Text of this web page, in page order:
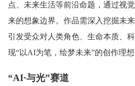
点、未来生活等前沿命题，通过视
来的想象边界。作品需深入挖掘未
引发受众对人类角色、生命本质、
现“以AI为笔，绘梦未来”的创作理想
“AI·与光”赛道